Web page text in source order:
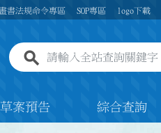
書法規命令專區 SOP專區 logo下載
全站查詢關鍵字欄位
草案預告 綜合查詢